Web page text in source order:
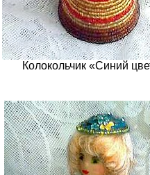
Колокольчик «Синий